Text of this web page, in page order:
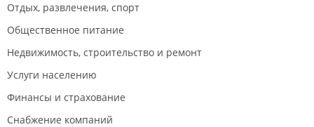
Отдых, развлечения, спорт
Общественное питание
Недвижимость, строительство и ремонт
Услуги населению
Финансы и страхование
Снабжение компаний